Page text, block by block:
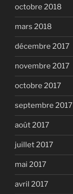
octobre 2018
mars 2018
décembre 2017
novembre 2017
octobre 2017
septembre 2017
août 2017
juillet 2017
mai 2017
avril 2017